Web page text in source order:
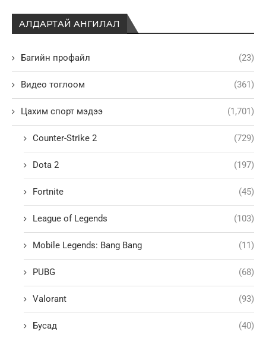
АЛДАРТАЙ АНГИЛАЛ
Багийн профайл (23)
Видео тоглоом (361)
Цахим спорт мэдээ (1,701)
Counter-Strike 2 (729)
Dota 2 (197)
Fortnite (45)
League of Legends (103)
Mobile Legends: Bang Bang (11)
PUBG (68)
Valorant (93)
Бусад (40)